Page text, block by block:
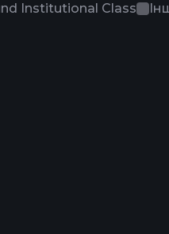
Institutional Class